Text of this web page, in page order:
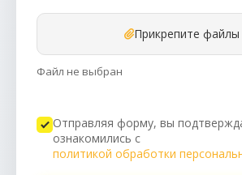
Прикрепите файлы
Файл не выбран
Отправляя форму, вы
ознакомились с
политикой обработки